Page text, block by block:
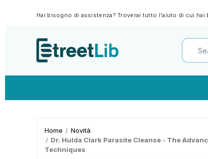
Hai bisogno di assistenza? Troverai tutto l'aiuto di cui hai
Home
Novità
Dr. Hulda Clark Parasite Cleanse - The
Techniques